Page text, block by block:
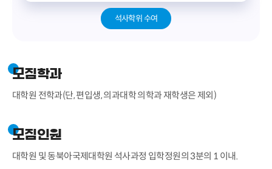
석사학위 수여
모집학과
대학원 전학과(단, 편입생, 의과대학 의학과 재학생은 제외)
모집인원
대학원 및 동북아국제대학원 석사과정 입학정원의 3분의 1 이내.